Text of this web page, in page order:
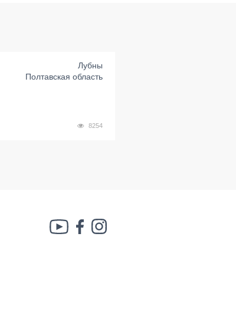
Лубны
Полтавская область
8254